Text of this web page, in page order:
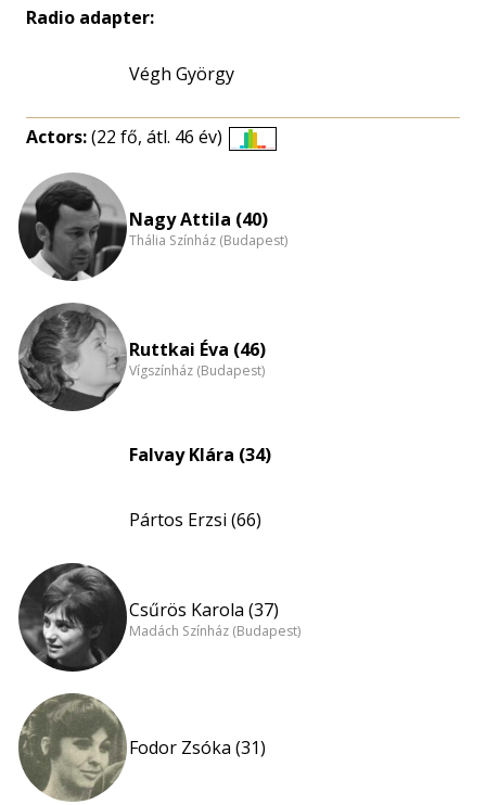
Radio adapter:
Végh György
Actors:(22 fő, átl. 46 év)
nagyítása
Nagy Attila (40)
Thália Színház (Budapest)
Ruttkai Éva (46)
Vígszínház (Budapest)
Falvay Klára (34)
Pártos Erzsi (66)
Csűrös Karola (37)
Madách Színház (Budapest)
Fodor Zsóka (31)